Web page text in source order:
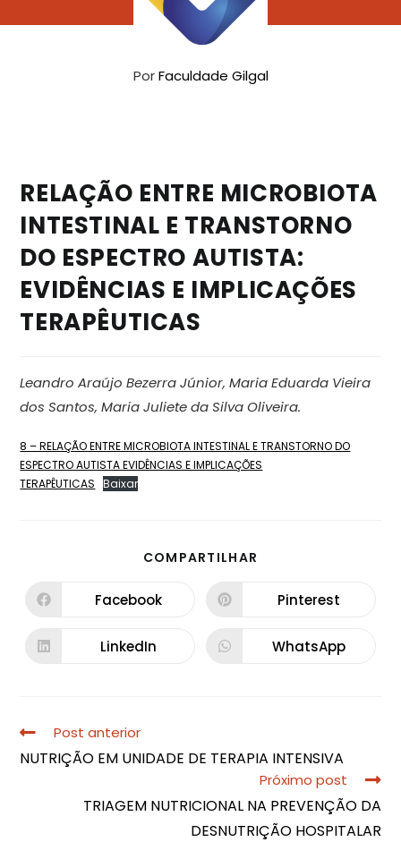
PorFaculdade Gilgal
RELAÇÃO ENTRE MICROBIOTA
INTESTINAL E TRANSTORNO
DO ESPECTRO AUTISTA:
EVIDÊNCIAS E IMPLICAÇÕES
TERAPÊUTICAS
Leandro Araújo Bezerra Júnior, Maria Eduarda Vieira
dos Santos, Maria Juliete da Silva Oliveira.
8 – RELAÇÃO ENTRE MICROBIOTA INTESTINAL E TRANSTORNO DO
ESPECTRO AUTISTA EVIDÊNCIAS E IMPLICAÇÕES
TERAPÊUTICAS
Baixar
COMPARTILHAR
Facebook Pinterest
LinkedIn WhatsApp
Post anterior
NUTRIÇÃO EM UNIDADE DE TERAPIA INTENSIVA
Próximo post
TRIAGEM NUTRICIONAL NA PREVENÇÃO DA
DESNUTRIÇÃO HOSPITALAR